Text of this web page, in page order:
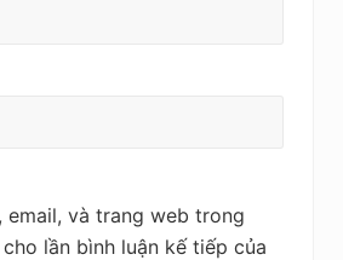
email, và trang web trong
lần bình luận kế tiếp của